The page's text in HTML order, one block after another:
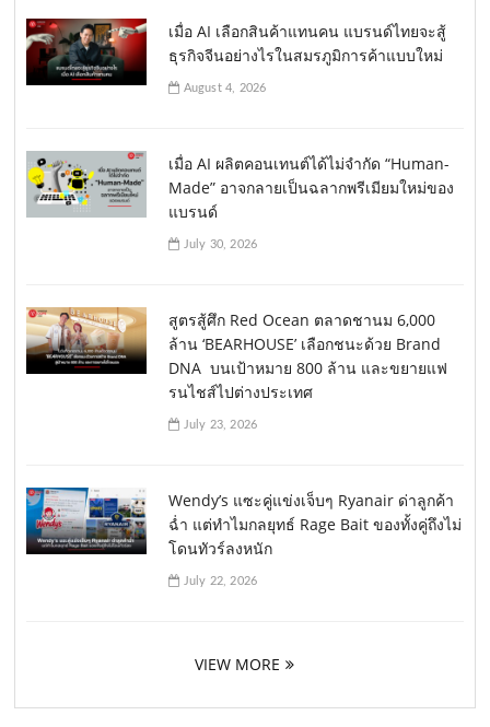
เมื่อ AI เลือกสินค้าแทนคน แบรนด์ไทยจะสู้
ธุรกิจจีนอย่างไรในสมรภูมิการค้าแบบใหม่
August 4, 2026
เมื่อ AI ผลิตคอนเทนต์ได้ไม่จำกัด “Human-
Made” อาจกลายเป็นฉลากพรีเมียมใหม่ของ
แบรนด์
July 30, 2026
สูตรสู้ศึก Red Ocean ตลาดชานม 6,000
ล้าน ‘BEARHOUSE’ เลือกชนะด้วย Brand
DNA บนเป้าหมาย 800 ล้าน และขยายแฟ
รนไชส์ไปต่างประเทศ
July 23, 2026
Wendy’s แซะคู่แข่งเจ็บๆ Ryanair ด่าลูกค้า
ฉ่ำ แต่ทำไมกลยุทธ์ Rage Bait ของทั้งคู่ถึงไม่
โดนทัวร์ลงหนัก
July 22, 2026
VIEW MORE